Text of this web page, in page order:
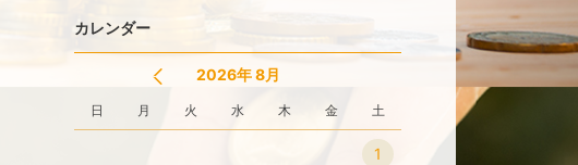
カレンダー
2026年 8月
日 月 火 水 木 金 土
1